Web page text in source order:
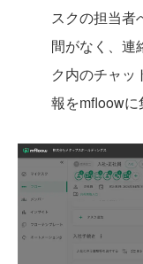
スクの担当者
間がなく、連
ク内のチャッ
報をmfloowに